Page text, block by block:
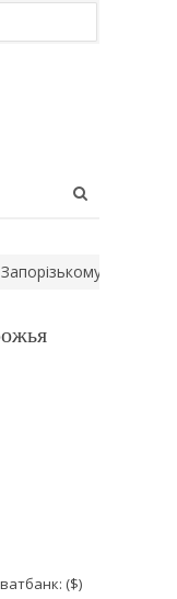
районі, коли
($)